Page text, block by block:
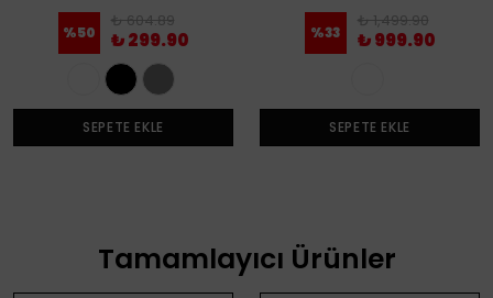
%50
₺ 604.89
₺ 299.90
SEPETE EKLE
%33
₺ 1,499.90
₺ 999.90
SEPETE EKLE
Tamamlayıcı Ürünler